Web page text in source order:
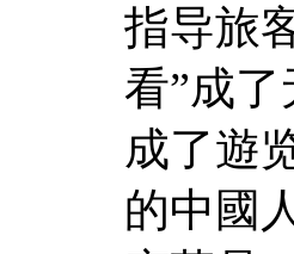
指导旅
看”成
成了遊
的中國